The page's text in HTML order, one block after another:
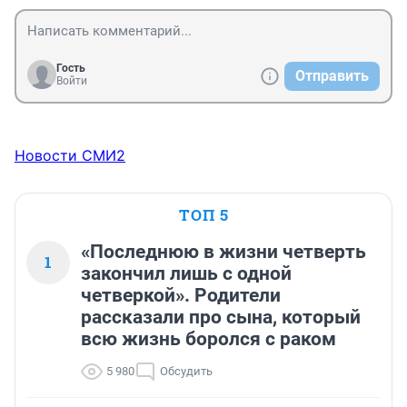
Гость
Войти
Отправить
Новости СМИ2
ТОП 5
1
«Последнюю в жизни четверть
закончил лишь с одной
четверкой». Родители
рассказали про сына, который
всю жизнь боролся с раком
5 980 Обсудить